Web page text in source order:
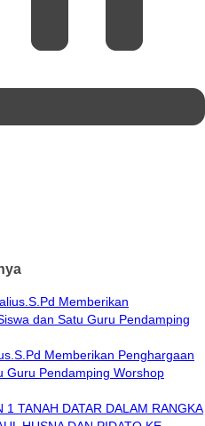
Memberikan Penghargaan
Guru Pendamping Worshop